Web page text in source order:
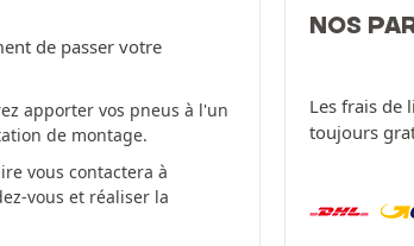
de passer votre
apporter vos pneus à l'un
de montage.
vous contactera à
vous et réaliser la
NOS
Les frais de
toujours